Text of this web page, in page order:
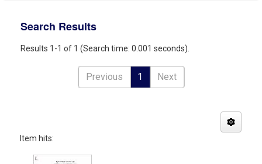
Search Results
Results 1-1 of 1 (Search time: 0.001 seconds).
Previous 1 Next
Item hits: